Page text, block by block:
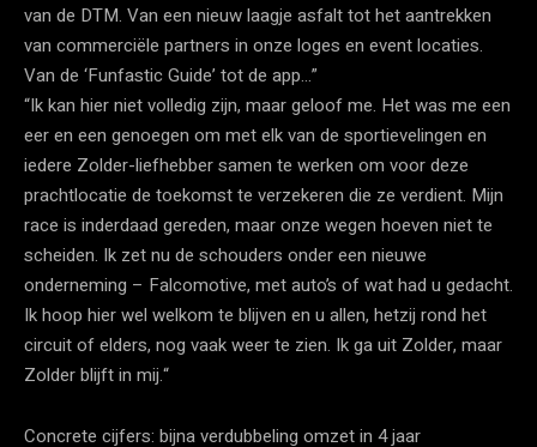
van de DTM. Van een nieuw laagje asfalt tot het aantrekken
van commerciële partners in onze loges en event locaties.
Van de ‘Funfastic Guide’ tot de app…”
“Ik kan hier niet volledig zijn, maar geloof me. Het was me een
eer en een genoegen om met elk van de sportievelingen en
iedere Zolder-liefhebber samen te werken om voor deze
prachtlocatie de toekomst te verzekeren die ze verdient. Mijn
race is inderdaad gereden, maar onze wegen hoeven niet te
scheiden. Ik zet nu de schouders onder een nieuwe
onderneming – Falcomotive, met auto’s of wat had u gedacht.
Ik hoop hier wel welkom te blijven en u allen, hetzij rond het
circuit of elders, nog vaak weer te zien. Ik ga uit Zolder, maar
Zolder blijft in mij.“
Concrete cijfers: bijna verdubbeling omzet in 4 jaar